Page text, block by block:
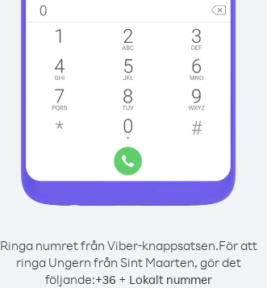
Ringa numret från Viber-knappsatsen.För att
ringa Ungern från Sint Maarten, gör det
följande:+36 + Lokalt nummer